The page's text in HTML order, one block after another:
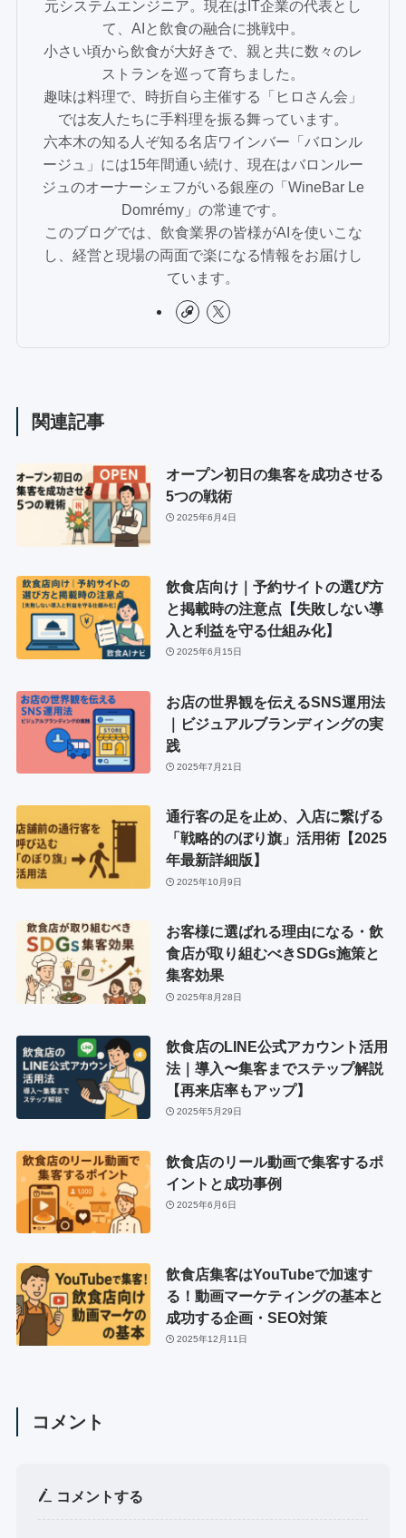
元システムエンジニア。現在はIT企業の代表とし
て、AIと飲食の融合に挑戦中。
小さい頃から飲食が大好きで、親と共に数々のレ
ストランを巡って育ちました。
趣味は料理で、時折自ら主催する「ヒロさん会」
では友人たちに手料理を振る舞っています。
六本木の知る人ぞ知る名店ワインバー「バロンル
ージュ」には15年間通い続け、現在はバロンルー
ジュのオーナーシェフがいる銀座の「WineBar Le
Domrémy」の常連です。
このブログでは、飲食業界の皆様がAIを使いこな
し、経営と現場の両面で楽になる情報をお届けし
ています。
関連記事
オープン初日の集客を成功させる
5つの戦術
2025年6月4日
飲食店向け｜予約サイトの選び方
と掲載時の注意点【失敗しない導
入と利益を守る仕組み化】
2025年6月15日
お店の世界観を伝えるSNS運用法
｜ビジュアルブランディングの実
践
2025年7月21日
通行客の足を止め、入店に繋げる
「戦略的のぼり旗」活用術【2025
年最新詳細版】
2025年10月9日
お客様に選ばれる理由になる・飲
食店が取り組むべきSDGs施策と
集客効果
2025年8月28日
飲食店のLINE公式アカウント活用
法｜導入〜集客までステップ解説
【再来店率もアップ】
2025年5月29日
飲食店のリール動画で集客するポ
イントと成功事例
2025年6月6日
飲食店集客はYouTubeで加速す
る！動画マーケティングの基本と
成功する企画・SEO対策
2025年12月11日
コメント
コメントする